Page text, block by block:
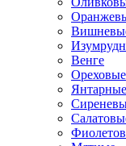
Венге
Ореховые
Янтарные